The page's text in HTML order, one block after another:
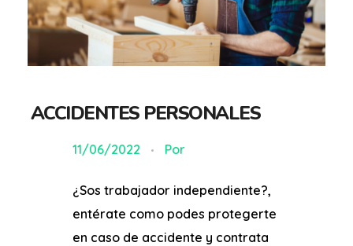
ACCIDENTES PERSONALES
11/06/2022 Por
¿Sos trabajador independiente?,
entérate como podes protegerte
en caso de accidente y contrata